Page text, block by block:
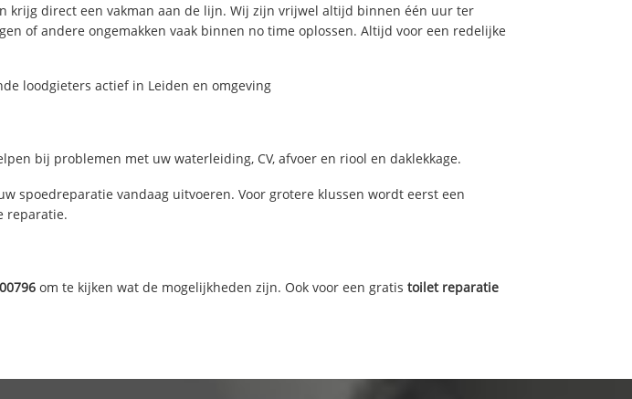
krijg direct een vakman aan de lijn. Wij zijn vrijwel altijd binnen één uur ter
of andere ongemakken vaak binnen no time oplossen. Altijd voor een redelijke
loodgieters actief in Leiden en omgeving
bij problemen met uw waterleiding, CV, afvoer en riool en daklekkage.
spoedreparatie vandaag uitvoeren. Voor grotere klussen wordt eerst een
reparatie.
om te kijken wat de mogelijkheden zijn. Ook voor een gratistoilet reparatie